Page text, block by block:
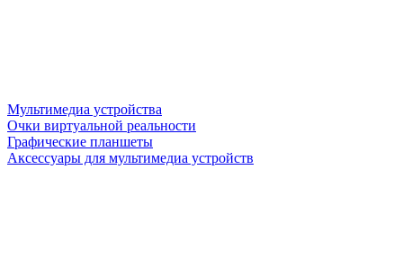
Мультимедиа устройства
Очки виртуальной реальности
Графические планшеты
Аксессуары для мультимедиа устройств